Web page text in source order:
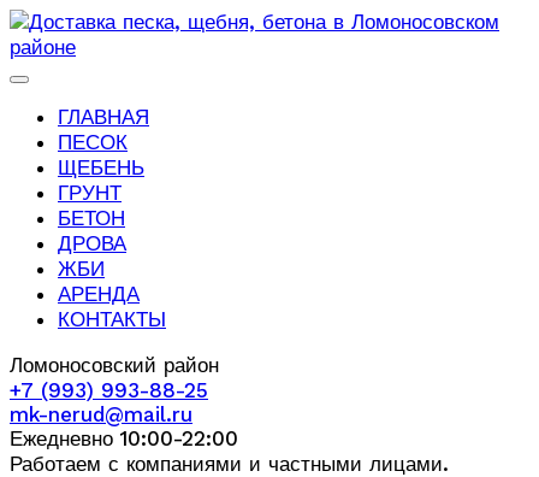
ГЛАВНАЯ
ПЕСОК
ЩЕБЕНЬ
ГРУНТ
БЕТОН
ДРОВА
ЖБИ
АРЕНДА
КОНТАКТЫ
Ломоносовский район
+7 (993) 993-88-25
mk-nerud@mail.ru
Ежедневно 10:00-22:00
Работаем с компаниями и частными лицами.